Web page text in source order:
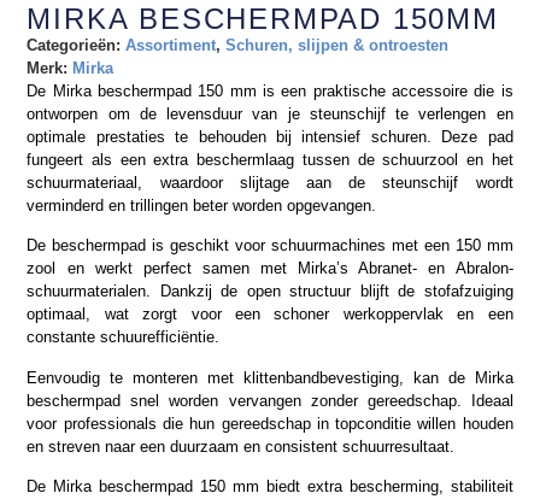
MIRKA BESCHERMPAD 150MM
Categorieën: Assortiment,Schuren, slijpen & ontroesten
Merk: Mirka
De Mirka beschermpad 150 mm is een praktische accessoire die is
ontworpen om de levensduur van je steunschijf te verlengen en
optimale prestaties te behouden bij intensief schuren. Deze pad
fungeert als een extra beschermlaag tussen de schuurzool en het
schuurmateriaal, waardoor slijtage aan de steunschijf wordt
verminderd en trillingen beter worden opgevangen.
De beschermpad is geschikt voor schuurmachines met een 150 mm
zool en werkt perfect samen met Mirka’s Abranet- en Abralon-
schuurmaterialen. Dankzij de open structuur blijft de stofafzuiging
optimaal, wat zorgt voor een schoner werkoppervlak en een
constante schuurefficiëntie.
Eenvoudig te monteren met klittenbandbevestiging, kan de Mirka
beschermpad snel worden vervangen zonder gereedschap. Ideaal
voor professionals die hun gereedschap in topconditie willen houden
en streven naar een duurzaam en consistent schuurresultaat.
De Mirka beschermpad 150 mm biedt extra bescherming, stabiliteit